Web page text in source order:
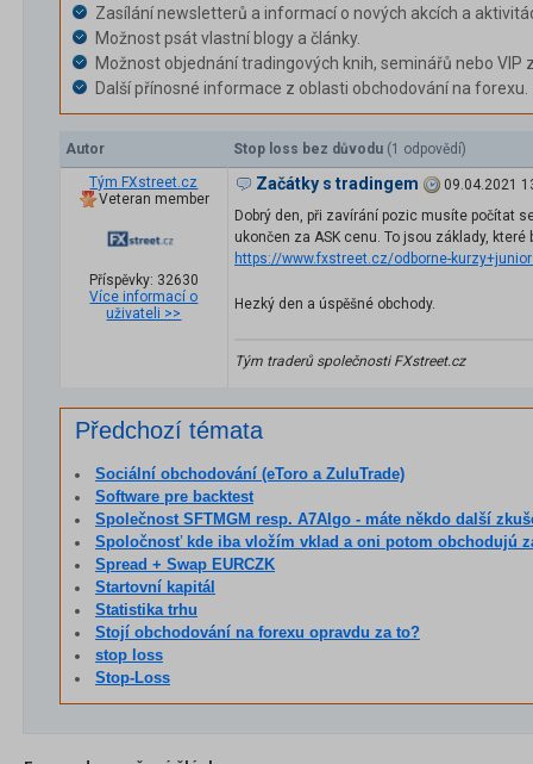
Zasílání newsletterů a informací o nových akcích a
Možnost psát vlastní blogy a články.
Možnost objednání tradingových knih, seminářů nebo VIP
Další přínosné informace z oblasti obchodování na forexu.
Autor Stop loss bez důvodu (1 odpovědí)
Tým FXstreet.cz
Veteran member
Příspěvky: 32630
Více informací o
uživateli >>
Začátky s tradingem
09.04.2021
Dobrý den, při zavírání pozic musíte počítat
ukončen za ASK cenu. To jsou základy,
https://www.fxstreet.cz/odborne-
Hezký den a úspěšné obchody.
Tým traderů společnosti FXstreet.cz
Předchozí témata
Sociální obchodování (eToro a ZuluTrade)
Software pre backtest
Společnost SFTMGM resp. A7Algo - máte někdo další
Spoločnosť kde iba vložím vklad a oni potom obchodujú
Spread + Swap EURCZK
Startovní kapitál
Statistika trhu
Stojí obchodování na forexu opravdu za to?
stop loss
Stop-Loss